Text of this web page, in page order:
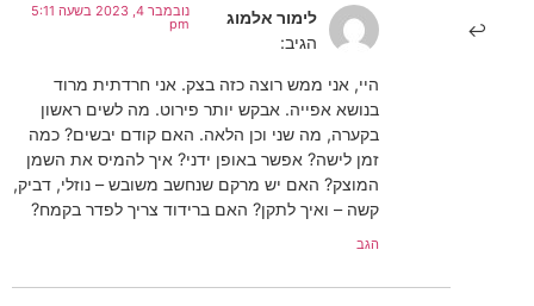
לימור אלמוג
הגיב:
נובמבר 4, 2023 בשעה 5:11
pm
היי, אני ממש רוצה כזה בצק. אני חרדתית מרוד
בנושא אפייה. אבקש יותר פירוט. מה לשים ראשון
בקערה, מה שני וכן הלאה. האם קודם יבשים? כמה
זמן לישה? אפשר באופן ידני? איך להמיס את השמן
המוצק? האם יש מרקם שנחשב משובש – נוזלי, דביק,
קשה – ואיך לתקן? האם ברידוד צריך לפדר בקמח?
הגב